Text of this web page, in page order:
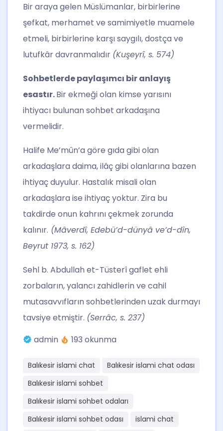
Bir araya gelen Müslümanlar, birbirlerine
şefkat, merhamet ve samimiyetle muamele
etmeli, birbirlerine karşı saygılı, dostça ve
lutufkâr davranmalıdır (Kuşeyrî, s. 574)
Sohbetlerde paylaşımcı bir anlayış
esastır.Bir ekmeği olan kimse yarısını
ihtiyacı bulunan sohbet arkadaşına
vermelidir.
Halife Me’mûn’a göre gıda gibi olan
arkadaşlara daima, ilâç gibi olanlarına bazen
ihtiyaç duyulur. Hastalık misali olan
arkadaşlara ise ihtiyaç yoktur. Zira bu
takdirde onun kahrını çekmek zorunda
kalınır. (Mâverdî, Edebü’d-dünyâ ve’d-dîn,
Beyrut 1973, s. 162)
Sehl b. Abdullah et-Tüsterî gaflet ehli
zorbaların, yalancı zahidlerin ve cahil
mutasavvıfların sohbetlerinden uzak durmayı
tavsiye etmiştir. (Serrâc, s. 237)
admin
193 okunma
Balıkesir islami chat
Balıkesir islami chat odası
Balıkesir islami sohbet
Balıkesir islami sohbet odaları
Balıkesir islami sohbet odası
islami chat